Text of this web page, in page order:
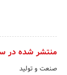
منتشر شده در
صنعت و تولید